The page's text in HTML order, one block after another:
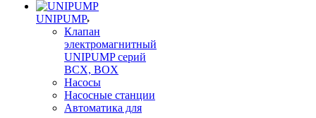
UNIPUMP
Клапан
электромагнитный
UNIPUMP серий
BCX, BOX
Насосы
Насосные станции
Автоматика для